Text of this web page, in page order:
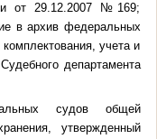
от 29.12.2007 №169;
в архив федеральных
учета и
департамента
судов общей
утвержденный